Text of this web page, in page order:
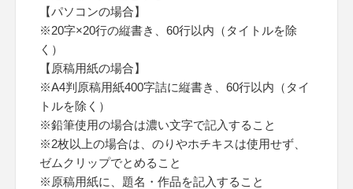
【パソコンの場合】
※20字×20行の縦書き、60行以内（タイトルを除
く）
【原稿用紙の場合】
※A4判原稿用紙400字詰に縦書き、60行以内（タイ
トルを除く）
※鉛筆使用の場合は濃い文字で記入すること
※2枚以上の場合は、のりやホチキスは使用せず、
ゼムクリップでとめること
※原稿用紙に、題名・作品を記入すること